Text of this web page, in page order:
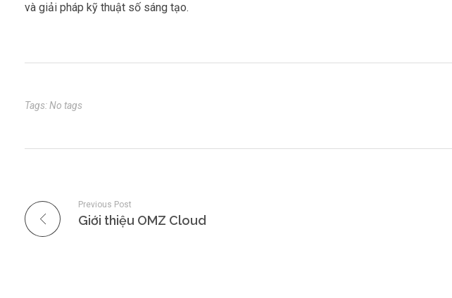
và giải pháp kỹ thuật số sáng tạo.
Tags: No tags
Previous Post
Giới thiệu OMZ Cloud